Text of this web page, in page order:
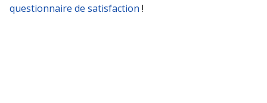
questionnaire de satisfaction !